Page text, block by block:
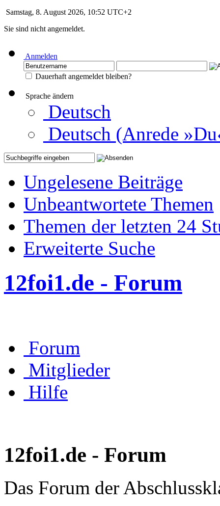
Samstag, 8. August 2026, 10:52 UTC+2
Sie sind nicht angemeldet.
Anmelden
Dauerhaft angemeldet bleiben?
Sprache ändern
Deutsch
Deutsch (Anrede
Ungelesene Beiträge
Unbeantwortete Themen
Themen der letzten 24
Erweiterte Suche
12foi1.de - Forum
Forum
Mitglieder
Hilfe
12foi1.de - Forum
Das Forum der